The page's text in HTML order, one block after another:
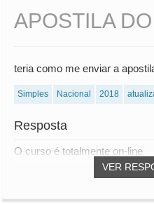
APOSTILA
teria como me enviar a
Simples Nacional 2018
Resposta
VER
O curso é totalmente on-line